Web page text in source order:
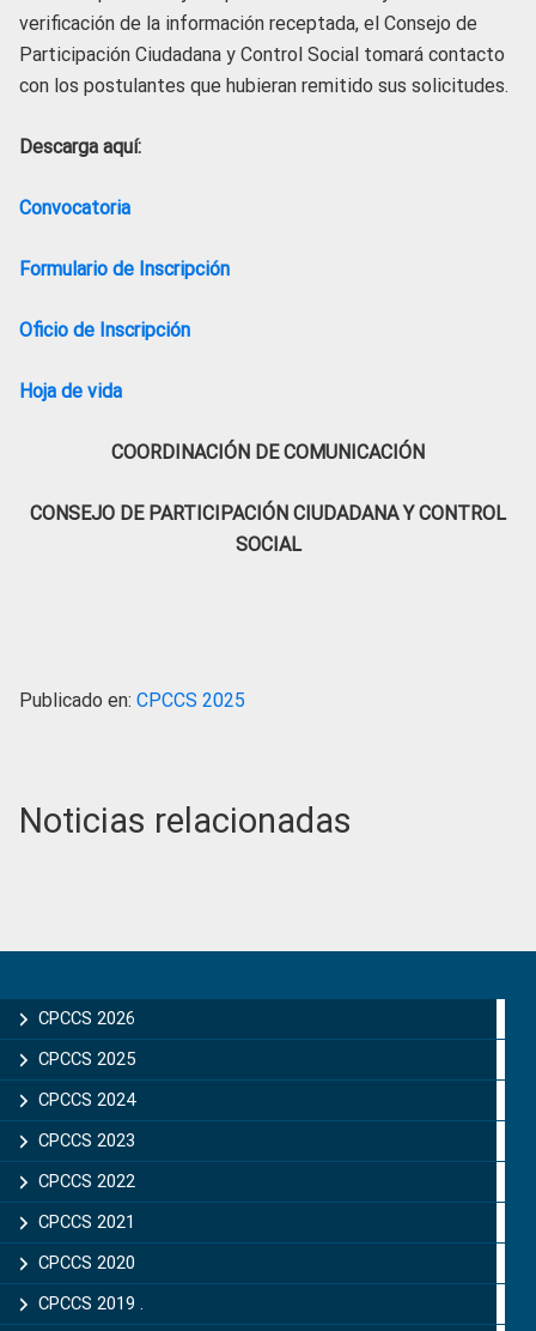
verificación de la información receptada, el Consejo de
Participación Ciudadana y Control Social tomará contacto
con los postulantes que hubieran remitido sus solicitudes.
Descarga aquí:
Convocatoria
Formulario de Inscripción
Oficio de Inscripción
Hoja de vida
COORDINACIÓN DE COMUNICACIÓN
CONSEJO DE PARTICIPACIÓN CIUDADANA Y CONTROL
SOCIAL
Publicado en: CPCCS 2025
Noticias relacionadas
Sidebar
CPCCS 2026
CPCCS 2025
CPCCS 2024
CPCCS 2023
CPCCS 2022
CPCCS 2021
CPCCS 2020
CPCCS 2019 .